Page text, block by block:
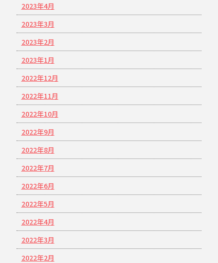
2023年4月
2023年3月
2023年2月
2023年1月
2022年12月
2022年11月
2022年10月
2022年9月
2022年8月
2022年7月
2022年6月
2022年5月
2022年4月
2022年3月
2022年2月